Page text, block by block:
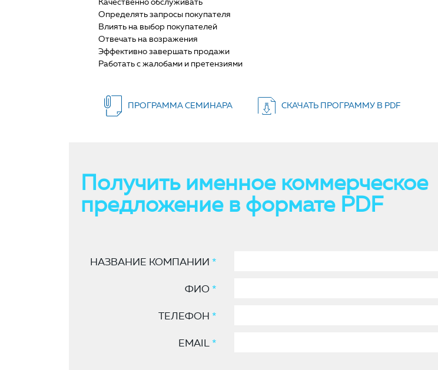
Качественно обслуживать
Определять запросы покупателя
Влиять на выбор покупателей
Отвечать на возражения
Эффективно завершать продажи
Работать с жалобами и претензиями
ПРОГРАММА СЕМИНАРА СКАЧАТЬ ПРОГРАММУ В PDF
Получить именное коммерческое
предложение в формате PDF
НАЗВАНИЕ КОМПАНИИ *
ФИО *
ТЕЛЕФОН *
EMAIL *